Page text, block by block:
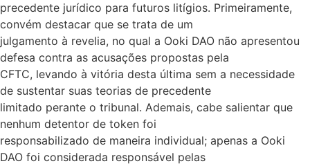
precedente jurídico para futuros litígios. Primeiramente,
convém destacar que se trata de um
julgamento à revelia, no qual a Ooki DAO não apresentou
defesa contra as acusações propostas pela
CFTC, levando à vitória desta última sem a necessidade
de sustentar suas teorias de precedente
limitado perante o tribunal. Ademais, cabe salientar que
nenhum detentor de token foi
responsabilizado de maneira individual; apenas a Ooki
DAO foi considerada responsável pelas